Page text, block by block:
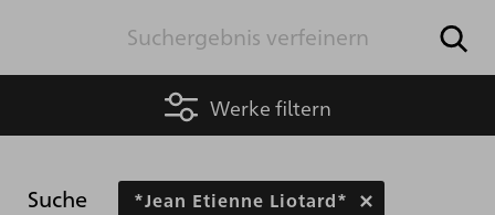
Werke filtern
Suche *Jean Etienne Liotard*